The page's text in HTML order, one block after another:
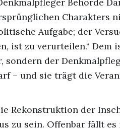
Charakters
Aufgabe; der
ist zu verurteilen.“ Dem
der
– und sie trägt die
Rekonstruktion der
zu sein. Offenbar fällt